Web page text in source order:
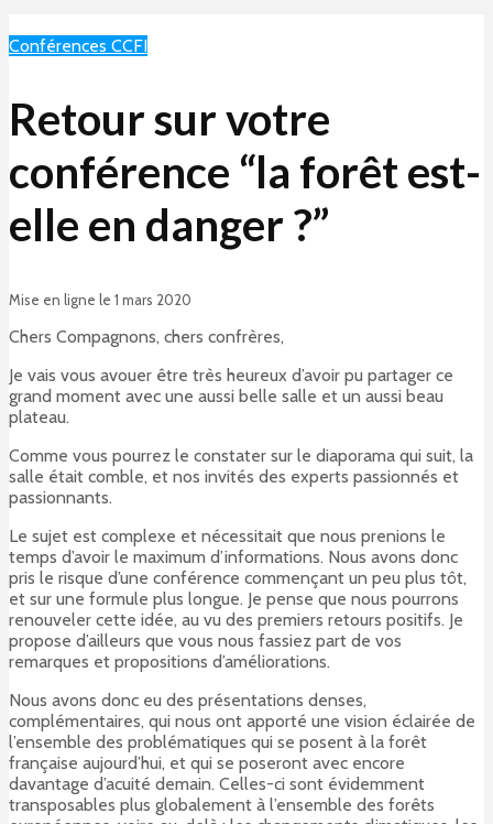
Conférences CCFI
Retour sur votre
conférence “la forêt est-
elle en danger ?”
Mise en ligne le 1 mars 2020
Chers Compagnons, chers confrères,
Je vais vous avouer être très heureux d’avoir pu partager ce
grand moment avec une aussi belle salle et un aussi beau
plateau.
Comme vous pourrez le constater sur le diaporama qui suit, la
salle était comble, et nos invités des experts passionnés et
passionnants.
Le sujet est complexe et nécessitait que nous prenions le
temps d’avoir le maximum d’informations. Nous avons donc
pris le risque d’une conférence commençant un peu plus tôt,
et sur une formule plus longue. Je pense que nous pourrons
renouveler cette idée, au vu des premiers retours positifs. Je
propose d’ailleurs que vous nous fassiez part de vos
remarques et propositions d’améliorations.
Nous avons donc eu des présentations denses,
complémentaires, qui nous ont apporté une vision éclairée de
l’ensemble des problématiques qui se posent à la forêt
française aujourd’hui, et qui se poseront avec encore
davantage d’acuité demain. Celles-ci sont évidemment
transposables plus globalement à l’ensemble des forêts